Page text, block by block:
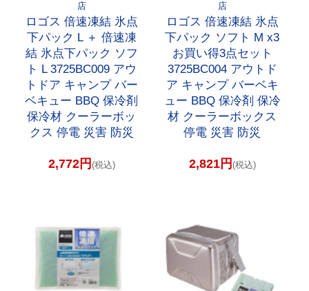
店
ロゴス 倍速凍結 氷点
下パック L ＋ 倍速凍
結 氷点下パック ソフ
ト L 3725BC009 アウ
トドア キャンプ バー
ベキュー BBQ 保冷剤
保冷材 クーラーボッ
クス 停電 災害 防災
2,772円 (税込)
店
ロゴス 倍速凍結 氷点
下パック ソフト M x3
お買い得3点セット
3725BC004 アウトド
ア キャンプ バーベキ
ュー BBQ 保冷剤 保冷
材 クーラーボックス
停電 災害 防災
2,821円 (税込)